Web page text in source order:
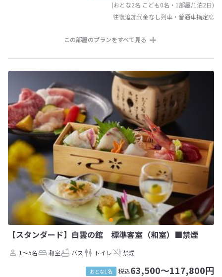
(おとな2名 こども0名・1部屋/1泊2日)
往復追加代金なし列車・普通車指定席
この部屋のプランをすべて見る
【スタンダード】白雲の館 標準客室（和室）■禁煙
1～5名 和室 バス トイレ 禁煙
おとな1名 税込63,500～117,800円